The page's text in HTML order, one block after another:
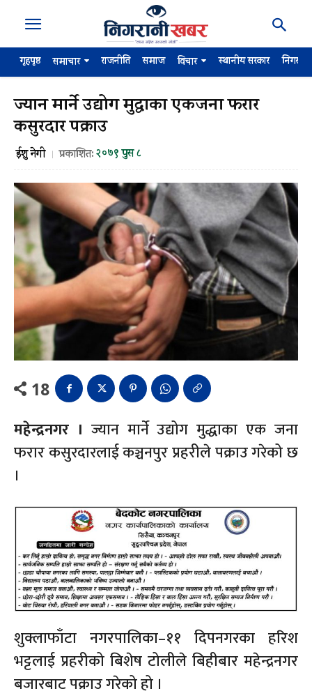
गृहपृष्ठ समाचार राजनीति समाज विचार स्थानीय सरकार
ज्यान मार्ने उद्योग मुद्धाका एकजना फरार
कसुरदार पक्राउ
ईशु नेगी प्रकाशित:२०७९ पुस ८
18
महेन्द्रनगर । ज्यान मार्ने उद्योग मुद्धाका एक जना
फरार कसुरदारलाई कञ्चनपुर प्रहरीले पक्राउ गरेको छ
।
शुक्लाफाँटा नगरपालिका–११ दिपनगरका हरिश
भट्टलाई प्रहरीको बिशेष टोलीले बिहीबार महेन्द्रनगर
बजारबाट पक्राउ गरेको हो ।